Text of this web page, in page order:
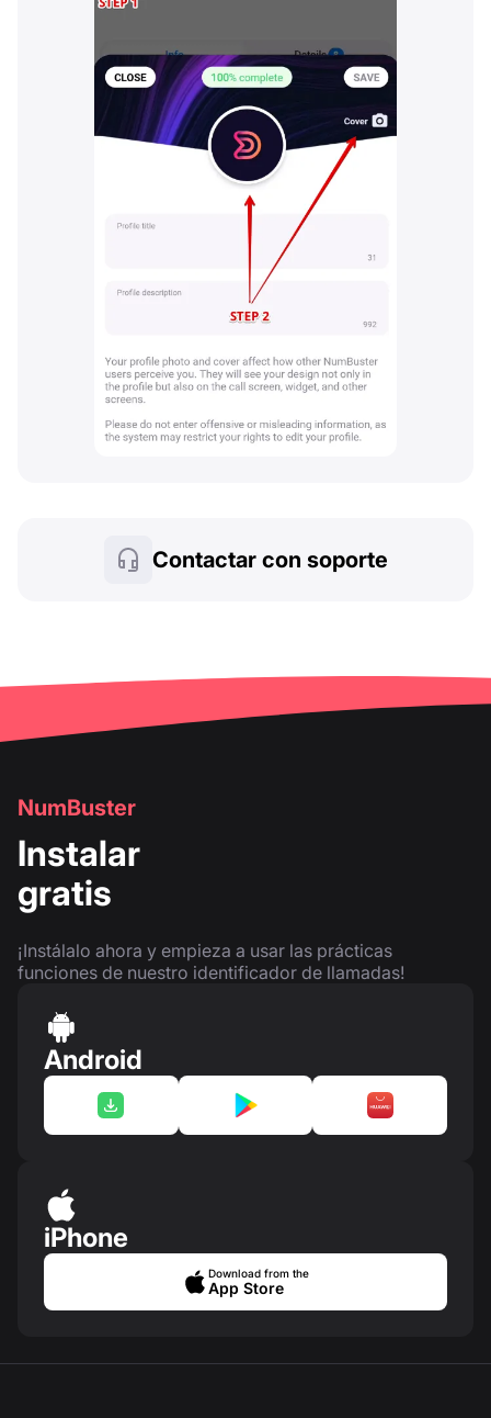
Contactar con soporte
NumBuster
Instalar
gratis
¡Instálalo ahora y empieza a usar las prácticas
funciones de nuestro identificador de llamadas!
Android
iPhone
Download from the
App Store